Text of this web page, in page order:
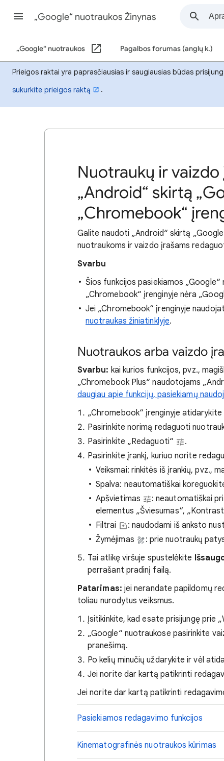
„Google“ nuotraukos Žinynas
„Google“ nuotraukos Pagalbos forumas (anglų k.)
Prieigos raktai yra paprasčiausias ir saugiausias būdas
sukurkite prieigos raktą
.
Nuotraukų ir
„Android“ skirtą
„Chromebook“
Galite naudoti „Android“ skirtą
nuotraukoms ir vaizdo įrašams
Svarbu
Šios funkcijos pasiekiamos
„Chromebook“ įrenginyje nėra
Jei „Chromebook“ įrenginyje
nuotraukas žiniatinklyje.
Nuotraukos arba vaizdo
Svarbu: kai kurios funkcijos, pvz.,
„Chromebook Plus“ naudotojams
daugiau apie funkcijų, pasiekiamų
„Chromebook“ įrenginyje
Pasirinkite norimą redaguoti
Pasirinkite „Redaguoti“
.
Pasirinkite įrankį, kuriuo norite
Veiksmai: rinkitės iš įrankių, pvz.,
Spalva: neautomatiškai
Apšvietimas
: neautomatiškai
elementus „Šviesumas“,
Filtrai
: naudodami iš anksto
Žymėjimas
: prie nuotraukų
Tai atlikę viršuje spustelėkite
perrašant pradinį failą.
Patarimas: jei nerandate papildomų
toliau nurodytus veiksmus.
Įsitikinkite, kad esate prisijungę prie
„Google“ nuotraukose pasirinkite
pranešimą.
Po kelių minučių uždarykite ir vėl
Jei norite dar kartą patikrinti
Jei norite dar kartą patikrinti
Pasiekiamos redagavimo funkcijos
Kinematografinės nuotraukos kūrimas